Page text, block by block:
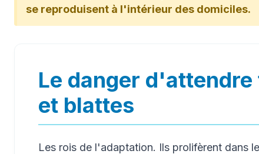
se reproduisent à l'intérieur des domiciles.
Le danger
et blattes
Les rois de l'adaptation. Ils prolifèrent dans